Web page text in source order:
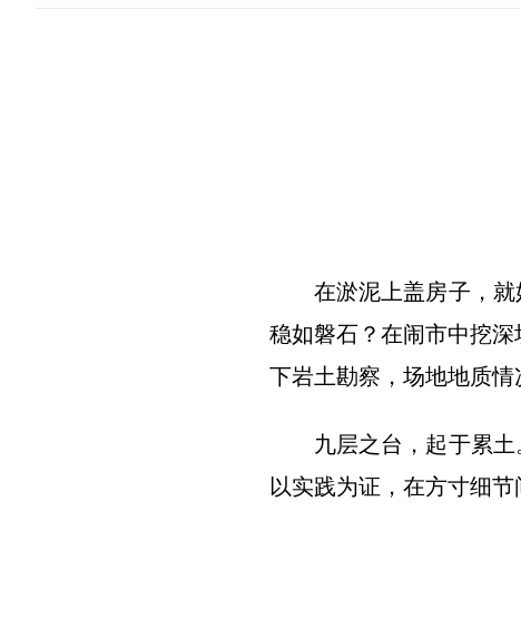
在淤泥上盖房子，
稳如磐石？在闹市中挖
下岩土勘察，场地地质
九层之台，起于累土
以实践为证，在方寸细